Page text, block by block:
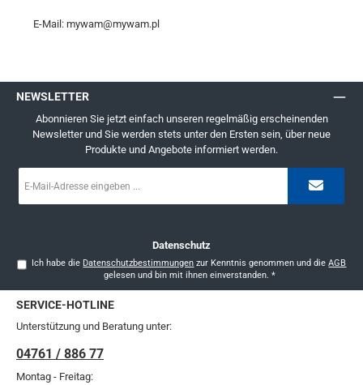
E-Mail: mywam@mywam.pl
NEWSLETTER
Abonnieren Sie jetzt einfach unseren regelmäßig erscheinenden
Newsletter und Sie werden stets unter den Ersten sein, über neue
Produkte und Angebote informiert werden.
Mail-
Datenschutz
Ich habe die Datenschutzbestimmungen zur Kenntnis genommen und dieAGB
gelesen und bin mit ihnen einverstanden. *
SERVICE-HOTLINE
Unterstützung und Beratung unter:
04761 / 886 77
Montag - Freitag: